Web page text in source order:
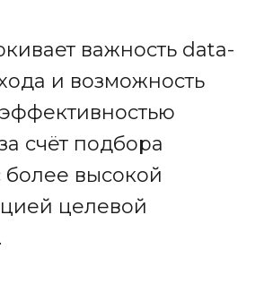
важность data-
и возможность
счёт подбора
более высокой
целевой